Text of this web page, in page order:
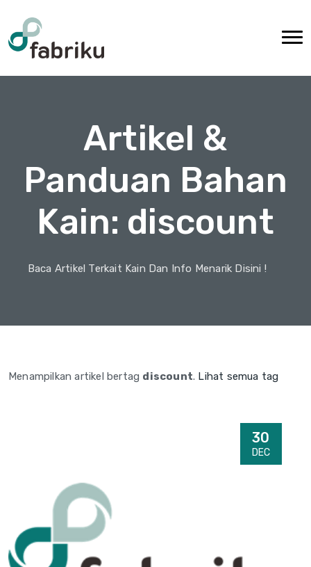
Artikel &
Panduan Bahan
Kain: discount
Baca Artikel Terkait Kain Dan Info Menarik Disini !
Menampilkan artikel bertag discount. Lihat semua tag
30
DEC